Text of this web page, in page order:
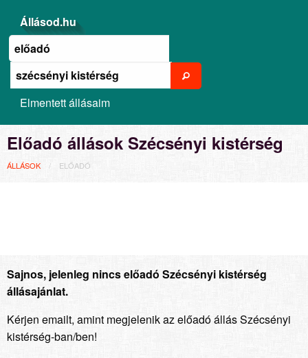
Állásod.hu
Elmentett állásaim
Előadó állások Szécsényi kistérség
ÁLLÁSOK ELŐADÓ
Sajnos, jelenleg nincs előadó Szécsényi kistérség
állásajánlat.
Kérjen emailt, amint megjelenik az előadó állás Szécsényi
kistérség-ban/ben!